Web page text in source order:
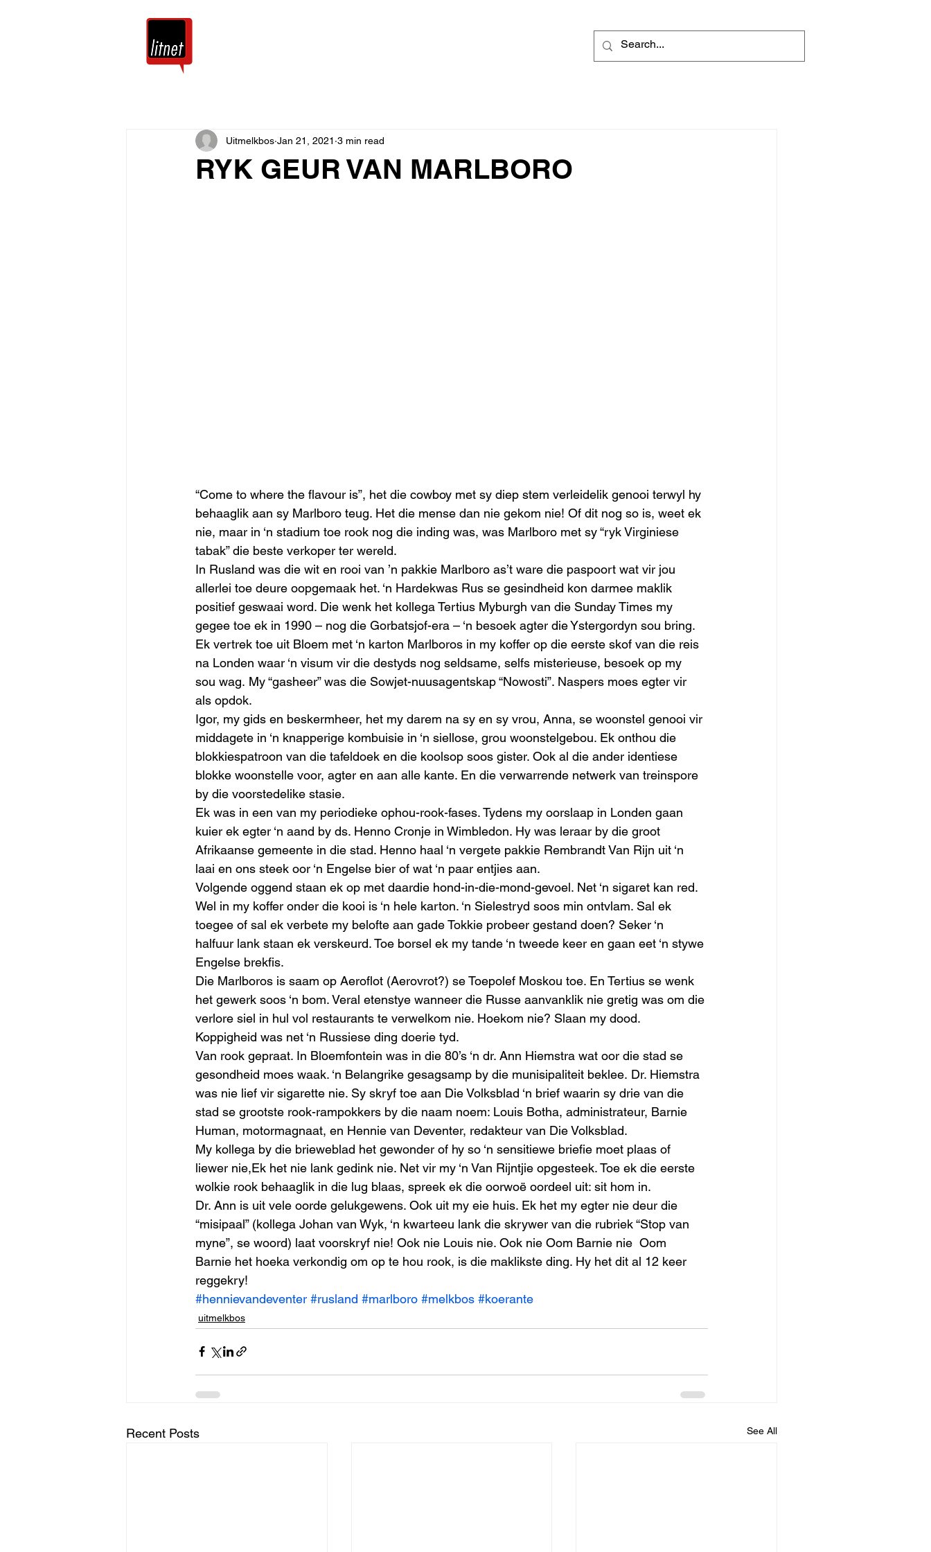
RYK GEUR VAN MARLBORO
Uitmelkbos Jan 21, 2021 3 min read
“Come to where the flavour is”, het die cowboy met sy diep stem verleidelik genooi terwyl hy
behaaglik aan sy Marlboro teug. Het die mense dan nie gekom nie! Of dit nog so is, weet ek
nie, maar in ‘n stadium toe rook nog die inding was, was Marlboro met sy “ryk Virginiese
tabak” die beste verkoper ter wereld.
In Rusland was die wit en rooi van ’n pakkie Marlboro as’t ware die paspoort wat vir jou
allerlei toe deure oopgemaak het. ‘n Hardekwas Rus se gesindheid kon darmee maklik
positief geswaai word. Die wenk het kollega Tertius Myburgh van die Sunday Times my
gegee toe ek in 1990 – nog die Gorbatsjof-era – ‘n besoek agter die Ystergordyn sou bring.
Ek vertrek toe uit Bloem met ‘n karton Marlboros in my koffer op die eerste skof van die reis
na Londen waar ‘n visum vir die destyds nog seldsame, selfs misterieuse, besoek op my
sou wag. My “gasheer” was die Sowjet-nuusagentskap “Nowosti”. Naspers moes egter vir
als opdok.
Igor, my gids en beskermheer, het my darem na sy en sy vrou, Anna, se woonstel genooi vir
middagete in ‘n knapperige kombuisie in ‘n siellose, grou woonstelgebou. Ek onthou die
blokkiespatroon van die tafeldoek en die koolsop soos gister. Ook al die ander identiese
blokke woonstelle voor, agter en aan alle kante. En die verwarrende netwerk van treinspore
by die voorstedelike stasie.
Ek was in een van my periodieke ophou-rook-fases. Tydens my oorslaap in Londen gaan
kuier ek egter ‘n aand by ds. Henno Cronje in Wimbledon. Hy was leraar by die groot
Afrikaanse gemeente in die stad. Henno haal ‘n vergete pakkie Rembrandt Van Rijn uit ‘n
laai en ons steek oor ‘n Engelse bier of wat ‘n paar entjies aan.
Volgende oggend staan ek op met daardie hond-in-die-mond-gevoel. Net ‘n sigaret kan red.
Wel in my koffer onder die kooi is ‘n hele karton. ‘n Sielestryd soos min ontvlam. Sal ek
toegee of sal ek verbete my belofte aan gade Tokkie probeer gestand doen? Seker ‘n
halfuur lank staan ek verskeurd. Toe borsel ek my tande ‘n tweede keer en gaan eet ‘n stywe
Engelse brekfis.
Die Marlboros is saam op Aeroflot (Aerovrot?) se Toepolef Moskou toe. En Tertius se wenk
het gewerk soos ‘n bom. Veral etenstye wanneer die Russe aanvanklik nie gretig was om die
verlore siel in hul vol restaurants te verwelkom nie. Hoekom nie? Slaan my dood.
Koppigheid was net ‘n Russiese ding doerie tyd.
Van rook gepraat. In Bloemfontein was in die 80’s ‘n dr. Ann Hiemstra wat oor die stad se
gesondheid moes waak. ‘n Belangrike gesagsamp by die munisipaliteit beklee. Dr. Hiemstra
was nie lief vir sigarette nie. Sy skryf toe aan Die Volksblad ‘n brief waarin sy drie van die
stad se grootste rook-rampokkers by die naam noem: Louis Botha, administrateur, Barnie
Human, motormagnaat, en Hennie van Deventer, redakteur van Die Volksblad.
My kollega by die brieweblad het gewonder of hy so ‘n sensitiewe briefie moet plaas of
liewer nie,Ek het nie lank gedink nie. Net vir my ‘n Van Rijntjie opgesteek. Toe ek die eerste
wolkie rook behaaglik in die lug blaas, spreek ek die oorwoë oordeel uit: sit hom in.
Dr. Ann is uit vele oorde gelukgewens. Ook uit my eie huis. Ek het my egter nie deur die
“misipaal” (kollega Johan van Wyk, ‘n kwarteeu lank die skrywer van die rubriek “Stop van
myne”, se woord) laat voorskryf nie! Ook nie Louis nie. Ook nie Oom Barnie nie  Oom
Barnie het hoeka verkondig om op te hou rook, is die maklikste ding. Hy het dit al 12 keer
reggekry!
#hennievandeventer #rusland #marlboro #melkbos #koerante
uitmelkbos
Recent Posts See All